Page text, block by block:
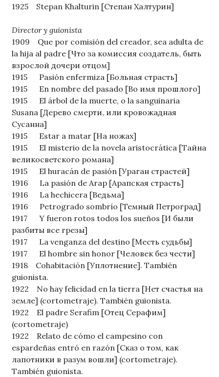
1925 Stepan Khalturin [Степан Халтурин]
Director y guionista
1909 Que por comisión del creador, sea adulta de
la hija al padre [Что за комиссия создатель, быть
взрослой дочери отцом]
1915 Pasión enfermiza [Больная страсть]
1915 En nombre del pasado [Во имя прошлого]
1915 El árbol de la muerte, o la sanguinaria
Susana [Дерево смерти, или кровожадная
Сусанна]
1915 Estar a matar [На ножах]
1915 El misterio de la novela aristocrática [Тайна
великосветского романа]
1915 El huracán de pasión [Ураган страстей]
1916 La pasión de Arap [Арапская страсть]
1916 La hechicera [Ведьма]
1916 Petrogrado sombrío [Темный Петроград]
1917 Y fueron rotos todos los sueños [И были
разбиты все грезы]
1917 La venganza del destino [Месть судьбы]
1917 El hombre sin honor [Человек без чести]
1918 Cohabitación [Уплотнение]. También
guionista.
1922 No hay felicidad en la tierra [Нет счастья на
земле] (cortometraje). También guionista.
1922 El padre Serafim [Отец Серафим]
(cortometraje)
1922 Relato de cómo el campesino con
espardeñas entró en razón [Сказ о том, как
лапотники в разум вошли] (cortometraje).
También guionista.